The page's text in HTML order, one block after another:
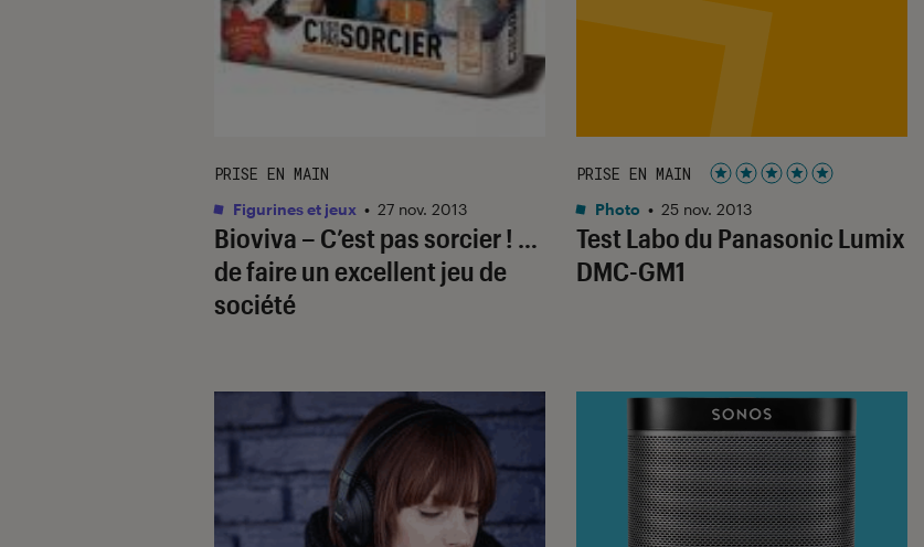
Bioviva – C’est pas sorcier ! …
de faire un excellent jeu de
société
PRISE EN MAIN
Figurines et jeux • 27 nov. 2013
Test Labo du Panasonic Lumix
DMC-GM1
PRISE EN MAIN
Noté 5 étoiles sur 5
Photo • 25 nov. 2013